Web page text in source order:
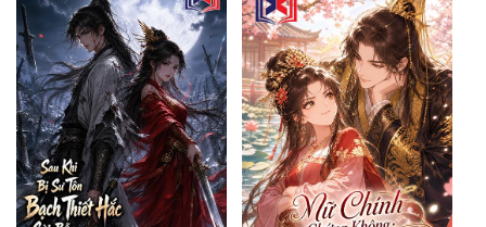
Đồng Nhân
Cẩu Đạo Trường Sinh
Ngự Thú
Truyện Nam